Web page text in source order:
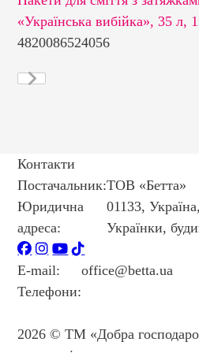
«Українська вибійка», 35 л,
4820086524056
Контакти
Постачальник:ТОВ «Бетта»
Юридична
адреса:
01133,
Українки,
E-mail:
office@betta.ua
Телефони:
2026 © ТМ «Добра